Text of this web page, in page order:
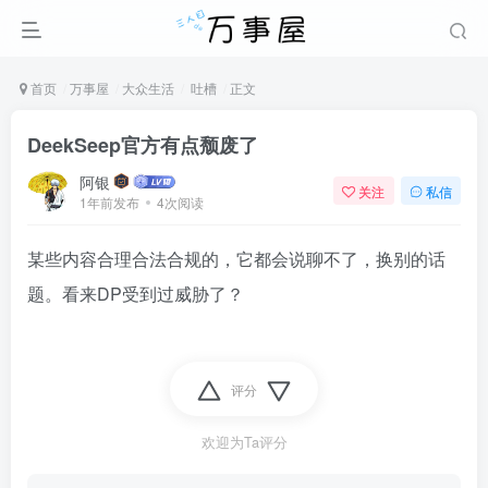
首页 万事屋 大众生活 吐槽 正文
DeekSeep官方有点颓废了
阿银
1年前发布 4次阅读
关注 私信
某些内容合理合法合规的，它都会说聊不了，换别的话
题。看来DP受到过威胁了？
评分
欢迎为Ta评分